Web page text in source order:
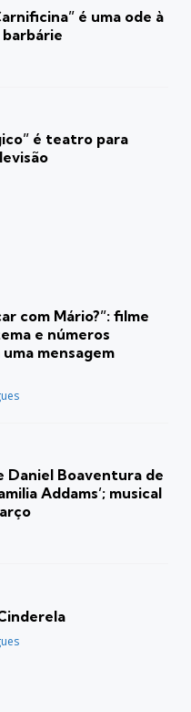
é uma ode à
barbárie
é teatro para
com Mário?”: filme
e números
mensagem
Daniel Boaventura de
Addams’; musical